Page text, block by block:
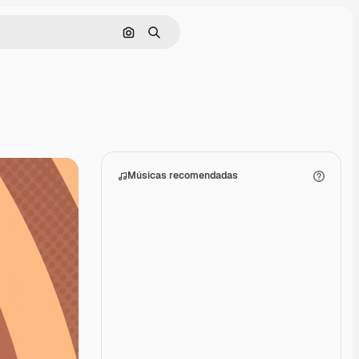
Pesquisar por imagem
Buscar
Músicas recomendadas